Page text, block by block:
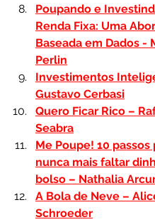
Poupando e
Renda Fixa: Uma
Baseada em Dados -
Perlin
Investimentos
Gustavo Cerbasi
Quero Ficar Rico –
Seabra
Me Poupe! 10 passos
nunca mais faltar
bolso – Nathalia
A Bola de Neve –
Schroeder